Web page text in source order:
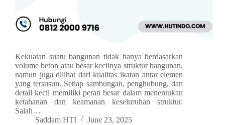
Kekuatan suatu bangunan tidak hanya berdasarkan
volume beton atau besar kecilnya struktur bangunan,
namun juga dilihat dari kualitas ikatan antar elemen
yang tersusun. Setiap sambungan, penghubung, dan
detail kecil memiliki peran besar dalam menentukan
ketahanan dan keamanan keseluruhan struktur.
Salah…
Saddam HTI
June 23, 2025